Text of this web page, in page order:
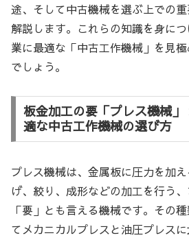
途、そして中古機械を選ぶ上での
解説します。これらの知識を身に
業に最適な「中古工作機械」を見
でしょう。
板金加工の要「プレス機械
適な中古工作機械の選び方
プレス機械は、金属板に圧力を加
げ、絞り、成形などの加工を行う
「要」とも言える機械です。その
てメカニカルプレスと油圧プレス